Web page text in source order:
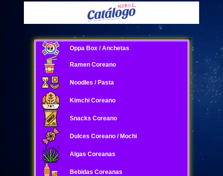
Oppa Box / Anchetas
Ramen Coreano
Noodles / Pasta
Kimchi Coreano
Snacks Coreano
Dulces Coreano / Mochi
Algas Coreanas
Bebidas Coreanas